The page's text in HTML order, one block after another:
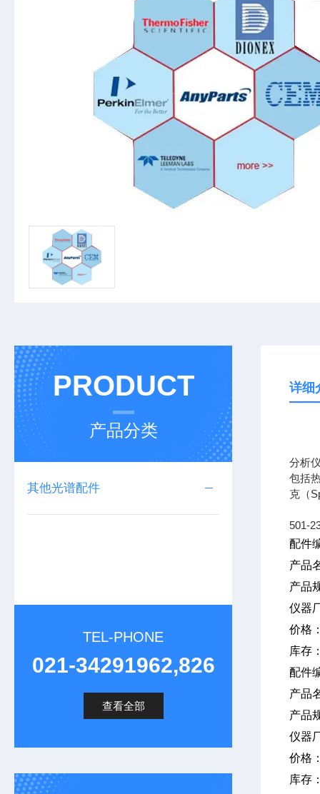
PRODUCT
产品分类
其他光谱配件
TEL-PHONE
021-34291962,826
查看全部
详细
分析
包括
克（
501-
配件
产品
产品
仪器
价格
库存
配件
产品
产品
仪器
价格
库存